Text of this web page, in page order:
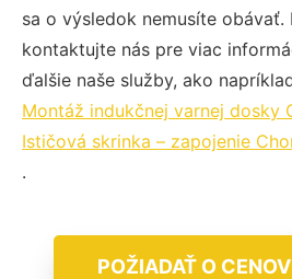
sa o výsledok nemusíte obávať.
kontaktujte nás pre viac
ďalšie naše služby, ako
Montáž indukčnej varnej dosky
Ističová skrinka – zapojenie
.
POŽIADAŤ O